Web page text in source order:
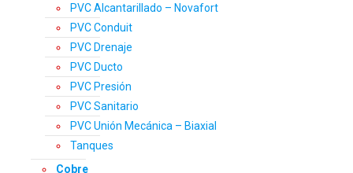
PVC Alcantarillado – Novafort
PVC Conduit
PVC Drenaje
PVC Ducto
PVC Presión
PVC Sanitario
PVC Unión Mecánica – Biaxial
Tanques
Cobre